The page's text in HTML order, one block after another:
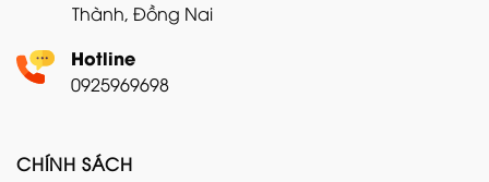
Thành, Đồng Nai
Hotline
0925969698
CHÍNH SÁCH